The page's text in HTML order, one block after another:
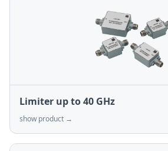
Limiter up to 40 GHz
show product →